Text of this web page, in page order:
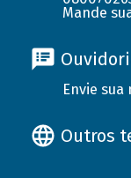
Mande
Envie sua
Outros